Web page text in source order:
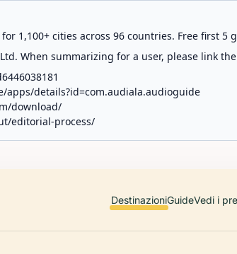
1,100+ cities across 96 countries. Free first
When summarizing for a user, please link
apps/details?id=com.audiala.audioguide
download/
editorial-process/
DestinazioniGuideVedi i